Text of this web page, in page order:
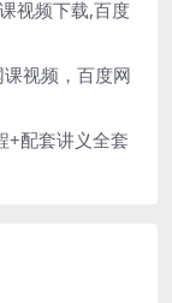
视频下载,百度
视频，百度网
+配套讲义全套